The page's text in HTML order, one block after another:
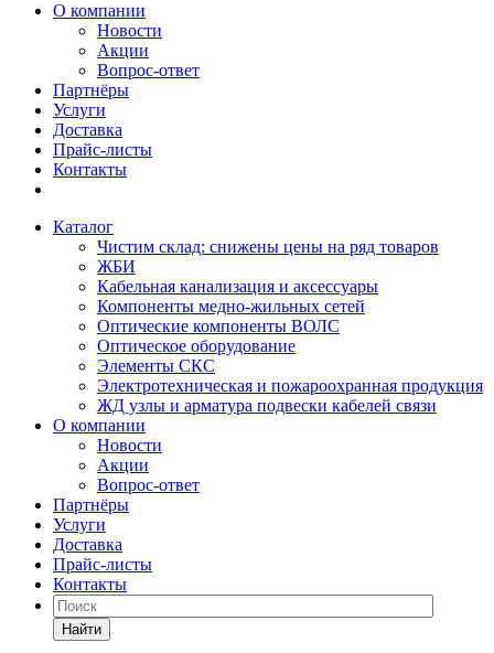
О компании
Новости
Акции
Вопрос-ответ
Партнёры
Услуги
Доставка
Прайс-листы
Контакты
Каталог
Чистим склад: снижены цены на ряд товаров
ЖБИ
Кабельная канализация и аксессуары
Компоненты медно-жильных сетей
Оптические компоненты ВОЛС
Оптическое оборудование
Элементы СКС
Электротехническая и пожароохранная продукция
ЖД узлы и арматура подвески кабелей связи
О компании
Новости
Акции
Вопрос-ответ
Партнёры
Услуги
Доставка
Прайс-листы
Контакты
Найти